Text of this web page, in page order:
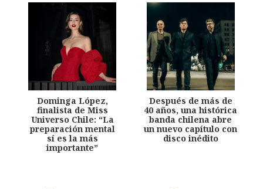
Dominga López,
finalista de Miss
Universo Chile: “La
preparación mental
sí es la más
importante”
Después de más de
40 años, una histórica
banda chilena abre
un nuevo capítulo con
disco inédito